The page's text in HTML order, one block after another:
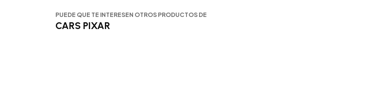
PUEDE QUE TE INTERESEN OTROS PRODUCTOS DE
CARS PIXAR